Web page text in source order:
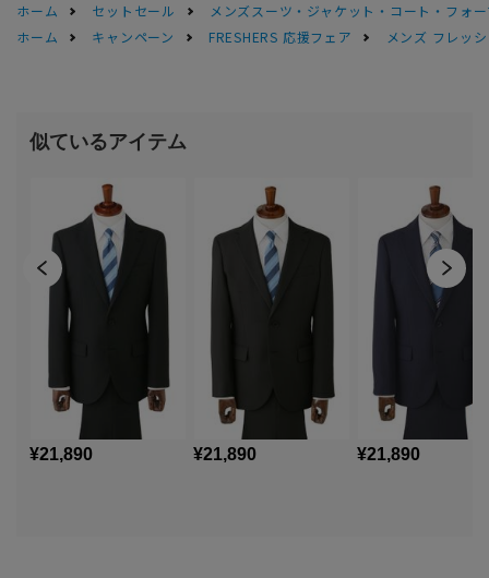
ホーム
セットセール
メンズスーツ・ジャケット・コート・フォ
ホーム
キャンペーン FRESHERS 応援フェア メンズ フレッ